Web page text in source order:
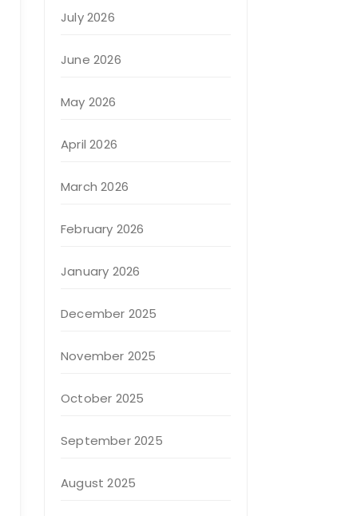
July 2026
June 2026
May 2026
April 2026
March 2026
February 2026
January 2026
December 2025
November 2025
October 2025
September 2025
August 2025